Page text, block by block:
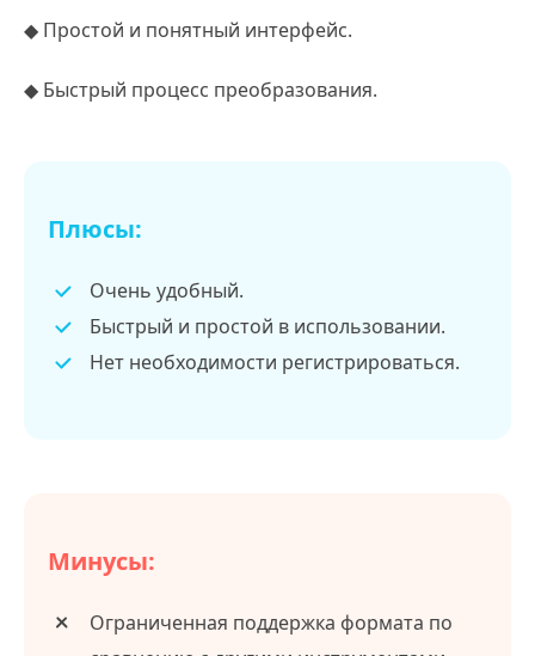
◆ Простой и понятный интерфейс.
◆ Быстрый процесс преобразования.
Плюсы:
Очень удобный.
Быстрый и простой в использовании.
Нет необходимости регистрироваться.
Минусы:
Ограниченная поддержка формата по